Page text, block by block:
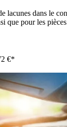
lacunes dans le
que pour les
€*